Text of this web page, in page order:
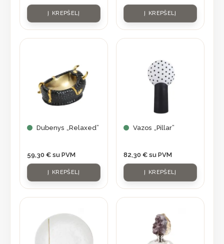
Į KREPŠELĮ Į KREPŠELĮ
Dubenys „Relaxed”
59,30 € su PVM
Į KREPŠELĮ
Vazos „Pillar”
82,30 € su PVM
Į KREPŠELĮ